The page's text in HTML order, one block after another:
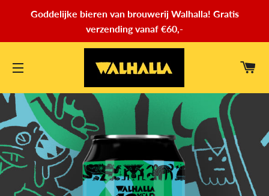
Goddelijke bieren van brouwerij Walhalla! Gratis
verzending vanaf €60,-